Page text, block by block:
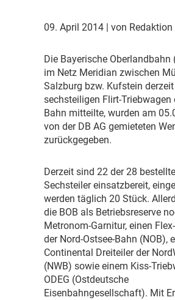
09. April 2014 | von
Die Bayerische Oberlandbahn
im Netz Meridian zwischen
Salzburg bzw. Kufstein
sechsteiligen Flirt-Triebwagen
Bahn mitteilte, wurden am
von der DB AG gemieteten
zurückgegeben.
Derzeit sind 22 der 28
Sechsteiler einsatzbereit,
werden täglich 20 Stück.
die BOB als Betriebsreserve
Metronom-Garnitur, einen
der Nord-Ostsee-Bahn (NOB),
Continental Dreiteiler der
(NWB) sowie einem Kiss-
ODEG (Ostdeutsche
Eisenbahngesellschaft). Mit